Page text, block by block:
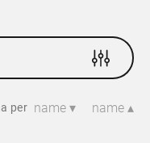
per name ▾ name ▴